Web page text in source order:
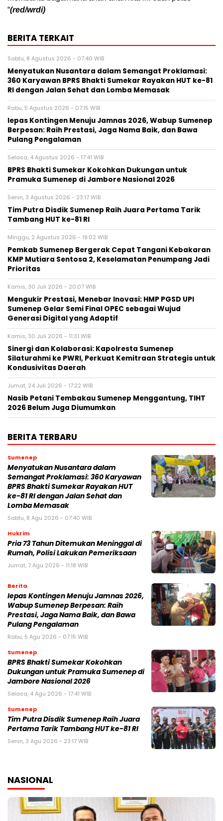
“(red/wrdi)
BERITA TERKAIT
Sabtu, 8 Agustus 2026 - 07:40 WIB
Menyatukan Nusantara dalam Semangat Proklamasi:
360 Karyawan BPRS Bhakti Sumekar Rayakan HUT ke-81
RI dengan Jalan Sehat dan Lomba Memasak
Rabu, 5 Agustus 2026 - 07:15 WIB
lepas Kontingen Menuju Jamnas 2026, Wabup Sumenep
Berpesan: Raih Prestasi, Jaga Nama Baik, dan Bawa
Pulang Pengalaman
Selasa, 4 Agustus 2026 - 17:41 WIB
BPRS Bhakti Sumekar Kokohkan Dukungan untuk
Pramuka Sumenep di Jambore Nasional 2026
Senin, 3 Agustus 2026 - 23:17 WIB
Tim Putra Disdik Sumenep Raih Juara Pertama Tarik
Tambang HUT ke-81 RI
Minggu, 2 Agustus 2026 - 19:02 WIB
Pemkab Sumenep Bergerak Cepat Tangani Kebakaran
KMP Mutiara Sentosa 2, Keselamatan Penumpang Jadi
Prioritas
Kamis, 30 Juli 2026 - 20:07 WIB
Mengukir Prestasi, Menebar Inovasi: HMP PGSD UPI
Sumenep Gelar Semi Final OPEC sebagai Wujud
Generasi Digital yang Adaptif
Kamis, 30 Juli 2026 - 11:31 WIB
Sinergi dan Kolaborasi: Kapolresta Sumenep
Silaturahmi ke PWRI, Perkuat Kemitraan Strategis untuk
Kondusivitas Daerah
Jumat, 24 Juli 2026 - 17:22 WIB
Nasib Petani Tembakau Sumenep Menggantung, TIHT
2026 Belum Juga Diumumkan
BERITA TERBARU
Sumenep
Menyatukan Nusantara dalam
Semangat Proklamasi: 360 Karyawan
BPRS Bhakti Sumekar Rayakan HUT
ke-81 RI dengan Jalan Sehat dan
Lomba Memasak
Sabtu, 8 Agu 2026 - 07:40 WIB
Hukrim
Pria 73 Tahun Ditemukan Meninggal di
Rumah, Polisi Lakukan Pemeriksaan
Jumat, 7 Agu 2026 - 11:18 WIB
Berita
lepas Kontingen Menuju Jamnas 2026,
Wabup Sumenep Berpesan: Raih
Prestasi, Jaga Nama Baik, dan Bawa
Pulang Pengalaman
Rabu, 5 Agu 2026 - 07:15 WIB
Sumenep
BPRS Bhakti Sumekar Kokohkan
Dukungan untuk Pramuka Sumenep di
Jambore Nasional 2026
Selasa, 4 Agu 2026 - 17:41 WIB
Sumenep
Tim Putra Disdik Sumenep Raih Juara
Pertama Tarik Tambang HUT ke-81 RI
Senin, 3 Agu 2026 - 23:17 WIB
NASIONAL